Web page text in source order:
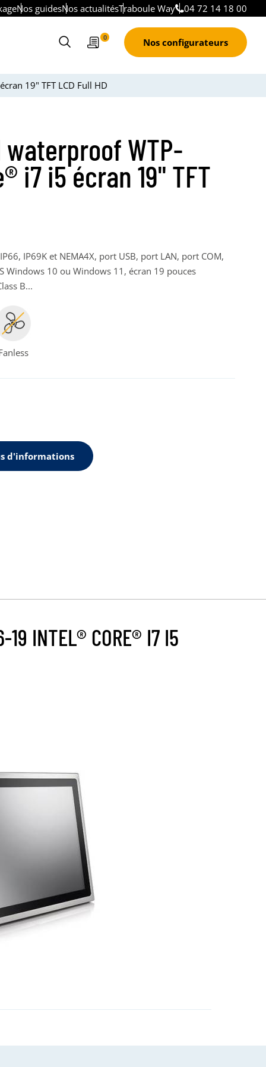
Nos guidesNos actualitésTraboule Way 04 72 14 18 00
0
Devis
Ouvrir
Nos configurateurs
19" TFT LCD Full HD
WTP-
i7 i5 écran 19" TFT
IP69K et NEMA4X, port USB, port LAN, port COM,
Windows 10 ou Windows 11, écran 19 pouces
B...
d'informations
19 INTEL® CORE® I7 I5